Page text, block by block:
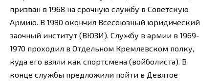
призван в 1968 на срочную службу в Советскую
Армию. В 1980 окончил Всесоюзный юридический
заочный институт (ВЮЗИ). Службу в армии в 1969-
1970 проходил в Отдельном Кремлевском полку,
куда его взяли как спортсмена (войболиста). В
конце службы предложили пойти в Девятое